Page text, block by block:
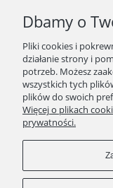
SKLEP
ZAKUPY
INFORMACJE
Dbamy o
Pliki cookies i
działanie strony i
potrzeb. Możesz
wszystkich tych
plików do swoich
Więcej o plikach
prywatności.